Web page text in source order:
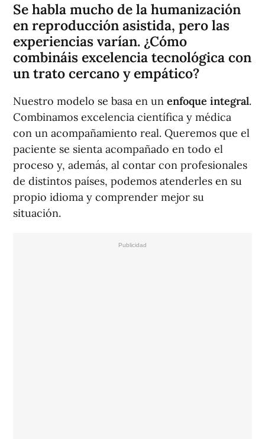
Se habla mucho de la humanización
en reproducción asistida, pero las
experiencias varían. ¿Cómo
combináis excelencia tecnológica con
un trato cercano y empático?
Nuestro modelo se basa en un enfoque integral.
Combinamos excelencia científica y médica
con un acompañamiento real. Queremos que el
paciente se sienta acompañado en todo el
proceso y, además, al contar con profesionales
de distintos países, podemos atenderles en su
propio idioma y comprender mejor su
situación.